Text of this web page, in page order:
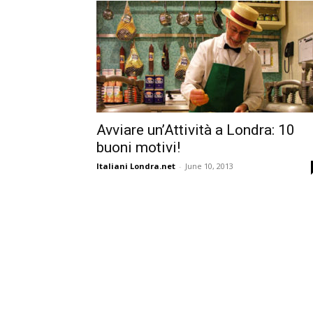
Avviare un’Attività a Londra: 10
buoni motivi!
Italiani Londra.net - June 10, 2013